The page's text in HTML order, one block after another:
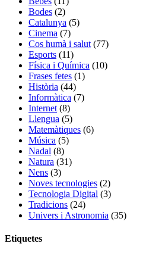
Bodes (2)
Catalunya (5)
Cinema (7)
Cos humà i salut (77)
Esports (11)
Física i Química (10)
Frases fetes (1)
Història (44)
Informàtica (7)
Internet (8)
Llengua (5)
Matemàtiques (6)
Música (5)
Nadal (8)
Natura (31)
Nens (3)
Noves tecnologies (2)
Tecnologia Digital (3)
Tradicions (24)
Univers i Astronomia (35)
Etiquetes